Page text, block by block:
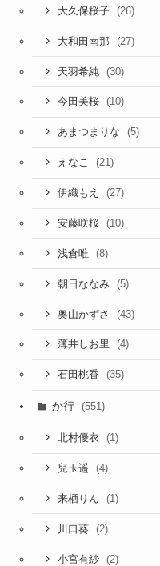
大久保桜子 (26)
大和田南那 (27)
天羽希純 (30)
今田美桜 (10)
あまつまりな (5)
えなこ (21)
伊織もえ (27)
安藤咲桜 (10)
浅倉唯 (8)
朝日ななみ (5)
奥山かずさ (43)
薄井しお里 (4)
石田桃香 (35)
か行 (551)
北村優衣 (1)
兒玉遥 (4)
来栖りん (1)
川口葵 (2)
小宮有紗 (2)